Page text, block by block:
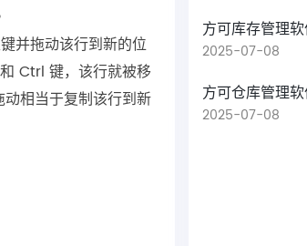
并拖动该行到新的位
Ctrl 键，该行就被移
相当于复制该行到新
方可库存管理
2025-07-08
方可仓库管理
2025-07-08